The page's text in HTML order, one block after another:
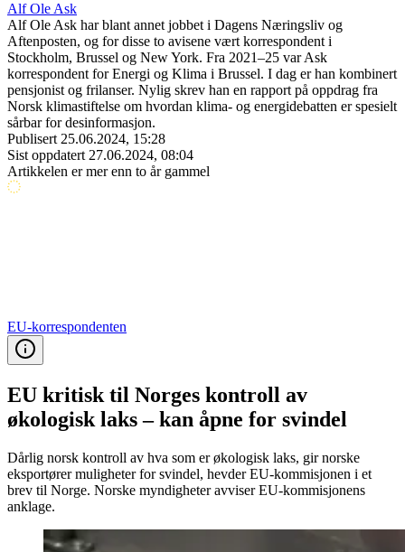
Alf Ole Ask
Alf Ole Ask har blant annet jobbet i Dagens Næringsliv og
Aftenposten, og for disse to avisene vært korrespondent i
Stockholm, Brussel og New York. Fra 2021–25 var Ask
korrespondent for Energi og Klima i Brussel. I dag er han kombinert
pensjonist og frilanser. Nylig skrev han en rapport på oppdrag fra
Norsk klimastiftelse om hvordan klima- og energidebatten er spesielt
sårbar for desinformasjon.
Publisert 25.06.2024, 15:28
Sist oppdatert 27.06.2024, 08:04
Artikkelen er mer enn to år gammel
EU-korrespondenten
EU kritisk til Norges kontroll av
økologisk laks – kan åpne for svindel
Dårlig norsk kontroll av hva som er økologisk laks, gir norske
eksportører muligheter for svindel, hevder EU-kommisjonen i et
brev til Norge. Norske myndigheter avviser EU-kommisjonens
anklage.